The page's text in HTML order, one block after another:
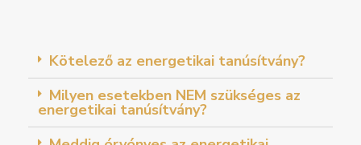
Kötelező az energetikai tanúsítvány?
Milyen esetekben NEM szükséges az
energetikai tanúsítvány?